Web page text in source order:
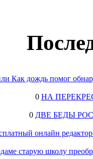
Как дождь помог
0 НА
0 ДВЕ БЕДЫ
онлайн
старую школу